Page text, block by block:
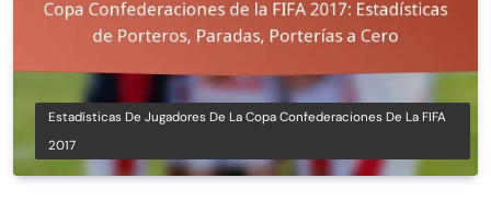
Estadísticas De Jugadores De La Copa Confederaciones De La FIFA
2017